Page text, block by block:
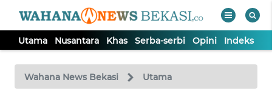
Utama Nusantara Khas Serba-serbi Opini Indeks
Wahana News Bekasi Utama
TV
Tutup